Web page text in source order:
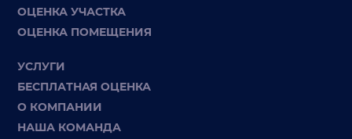
ОЦЕНКА УЧАСТКА
ОЦЕНКА ПОМЕЩЕНИЯ
УСЛУГИ
БЕСПЛАТНАЯ ОЦЕНКА
О КОМПАНИИ
НАША КОМАНДА